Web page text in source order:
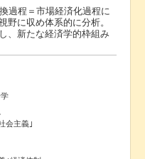
過程＝市場経済化過程に
野に収め体系的に分析。
、新たな経済学的枠組み
会主義｣